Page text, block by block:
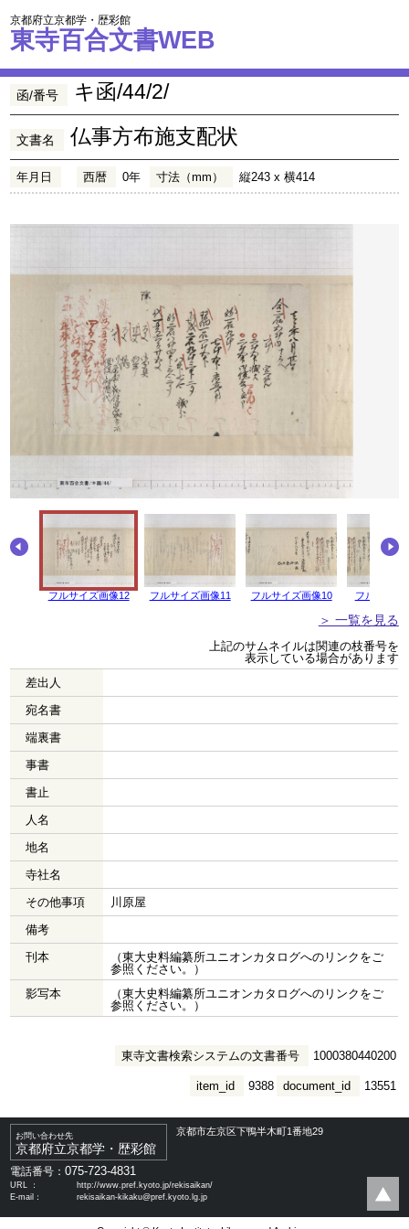
京都府立京都学・歴彩館
東寺百合文書WEB
函/番号 キ函/44/2/
文書名 仏事方布施支配状
年月日 西暦 0年 寸法（mm） 縦243 x 横414
フルサイズ画像12 フルサイズ画像11 フルサイズ画像10 フルサイズ
＞ 一覧を見る
上記のサムネイルは関連の枝番号を
表示している場合があります
差出人
宛名書
端裏書
事書
書止
人名
地名
寺社名
その他事項
川原屋
備考
刊本
（東大史料編纂所ユニオンカタログへのリンクをご
参照ください。）
影写本
（東大史料編纂所ユニオンカタログへのリンクをご
参照ください。）
東寺文書検索システムの文書番号 1000380440200
document_id 13551
item_id 9388
お問い合わせ先
京都府立京都学・歴彩館
京都市左京区下鴨半木町1番地29
電話番号：075-723-4831
URL ：
http://www.pref.kyoto.jp/rekisaikan/
E-mail：
rekisaikan-kikaku@pref.kyoto.lg.jp